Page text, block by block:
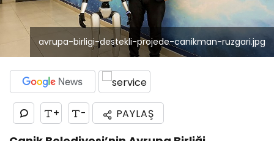
avrupa-birligi-destekli-projede-canikman-ruzgari.jpg
+ - PAYLAŞ